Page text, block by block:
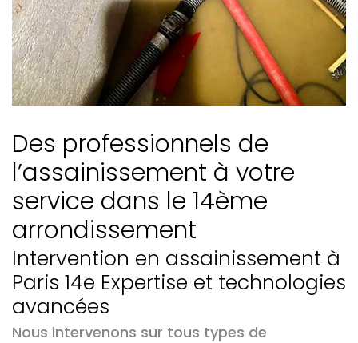
Des professionnels de
l’assainissement à votre
service dans le 14ème
arrondissement
Intervention en assainissement à
Paris 14e Expertise et technologies
avancées
Nous intervenons sur tous types de